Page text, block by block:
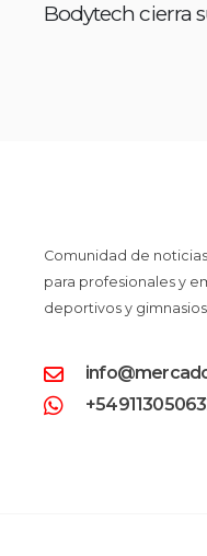
Bodytech cierra
Comunidad de
para profesionales y
deportivos y